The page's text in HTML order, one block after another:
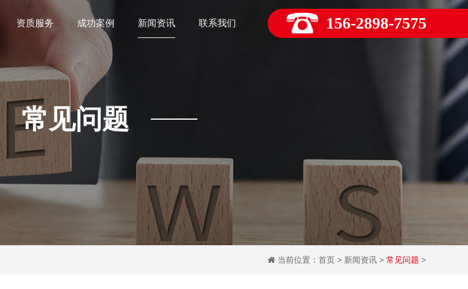
资质服务 成功案例 新闻资讯 联系我们 156-2898-7575
常见问题
当前位置： 首页 > 新闻资讯 > 常见问题 >